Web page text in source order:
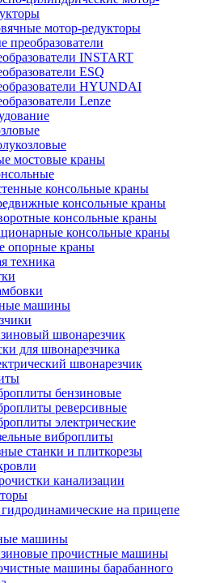
мотор-редукторы
преобразователи
INSTART
ESQ
HYUNDAI
Lenze
мостовые краны
консольные краны
консольные краны
консольные краны
консольные краны
опорные краны
техника
машины
швонарезчик
для швонарезчика
швонарезчик
бензиновые
реверсивные
электрические
виброплиты
станки и плиткорезы
канализации
на прицепе
машины
прочистные машины
машины барабанного